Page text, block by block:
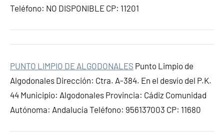
Teléfono: NO DISPONIBLE CP: 11201
PUNTO LIMPIO DE ALGODONALES Punto Limpio de
Algodonales Dirección: Ctra. A-384. En el desvío del P.K.
44 Municipio: Algodonales Provincia: Cádiz Comunidad
Autónoma: Andalucía Teléfono: 956137003 CP: 11680